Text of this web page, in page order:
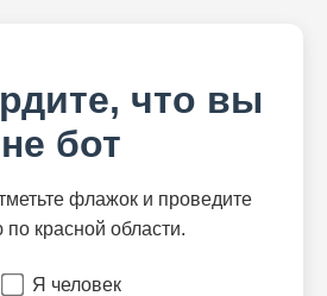
что вы
не бот
флажок и проведите
красной области.
Я человек